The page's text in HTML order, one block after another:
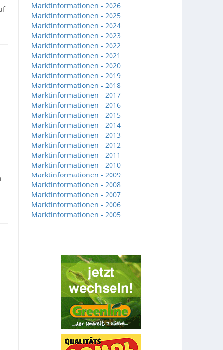
Marktinformationen - 2026
Marktinformationen - 2025
Marktinformationen - 2024
Marktinformationen - 2023
Marktinformationen - 2022
Marktinformationen - 2021
Marktinformationen - 2020
Marktinformationen - 2019
Marktinformationen - 2018
Marktinformationen - 2017
Marktinformationen - 2016
Marktinformationen - 2015
Marktinformationen - 2014
Marktinformationen - 2013
Marktinformationen - 2012
Marktinformationen - 2011
Marktinformationen - 2010
Marktinformationen - 2009
Marktinformationen - 2008
Marktinformationen - 2007
Marktinformationen - 2006
Marktinformationen - 2005